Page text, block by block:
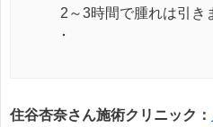
2～3時間で腫れは引き
･
住谷杏奈さん施術クリニック：